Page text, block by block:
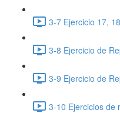
3-7 Ejercicio 17,
3-8 Ejercicio de
3-9 Ejercicio de
3-10 Ejercicios de